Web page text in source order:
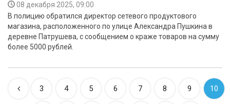
08 декабря 2025, 09:00
В полицию обратился директор сетевого продуктового
магазина, расположенного по улице Александра Пушкина в
деревне Патрушева, с сообщением о краже товаров на сумму
более 5000 рублей.
3 4 5 6 7 8 9 10